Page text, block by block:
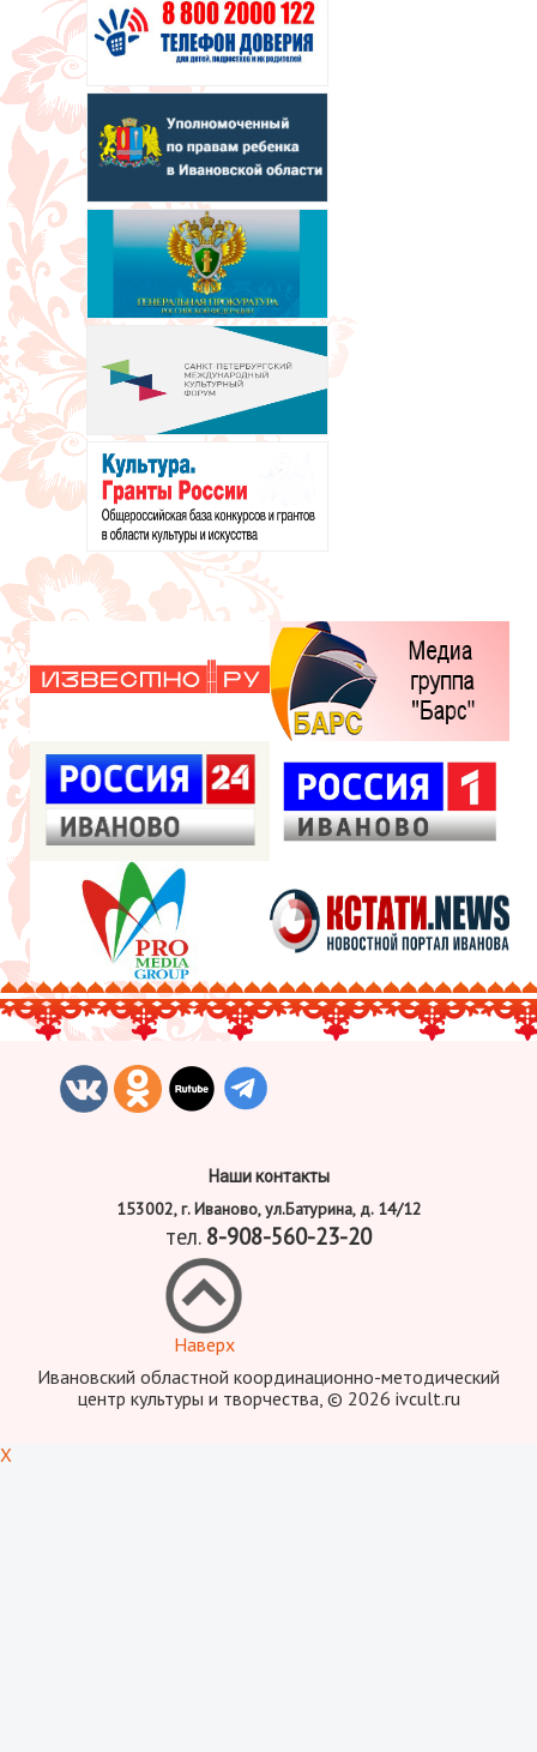
Наши контакты
153002, г. Иваново, ул.Батурина, д. 14/12
тел. 8-908-560-23-20
Наверх
Ивановский областной координационно-методический
центр культуры и творчества, © 2026 ivcult.ru
X